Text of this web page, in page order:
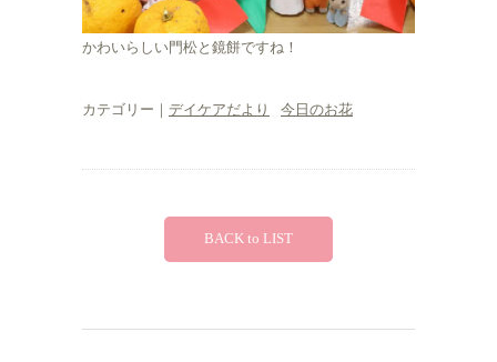
かわいらしい門松と鏡餅ですね！
カテゴリー｜ デイケアだより 今日のお花
BACK to LIST